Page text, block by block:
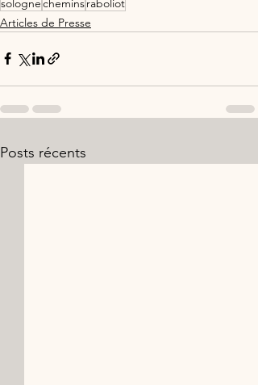
Articles de Presse
Posts récents